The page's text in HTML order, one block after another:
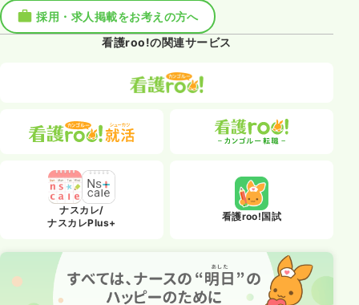
採用・求人掲載をお考えの方へ
看護roo!の関連サービス
ナスカレ/
ナスカレPlus+
看護roo!国試